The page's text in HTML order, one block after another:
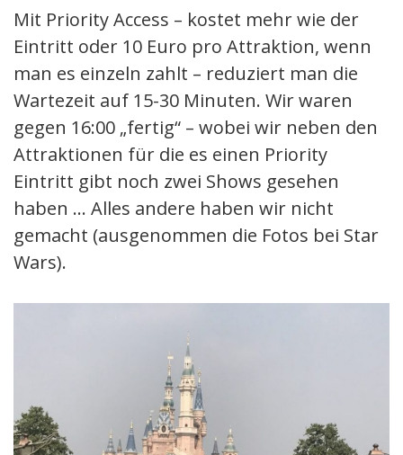
Mit Priority Access – kostet mehr wie der
Eintritt oder 10 Euro pro Attraktion, wenn
man es einzeln zahlt – reduziert man die
Wartezeit auf 15-30 Minuten. Wir waren
gegen 16:00 „fertig“ – wobei wir neben den
Attraktionen für die es einen Priority
Eintritt gibt noch zwei Shows gesehen
haben … Alles andere haben wir nicht
gemacht (ausgenommen die Fotos bei Star
Wars).